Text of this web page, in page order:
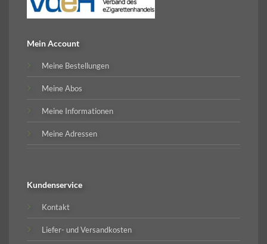
Mein Account
Meine Bestellungen
Meine Abos
Meine Informationen
Meine Adressen
Kundenservice
Kontakt
Liefer- und Versandkosten